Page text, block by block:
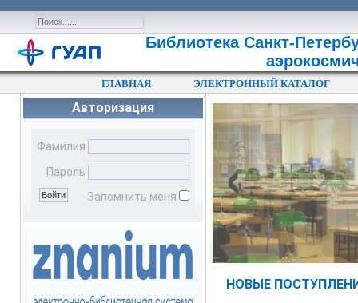
Библиотека Санкт-
ГЛАВНАЯ ЭЛЕКТРОННЫЙ КАТАЛОГ
Авторизация
Фамилия
Пароль
Запомнить меня
‹
НОВЫЕ